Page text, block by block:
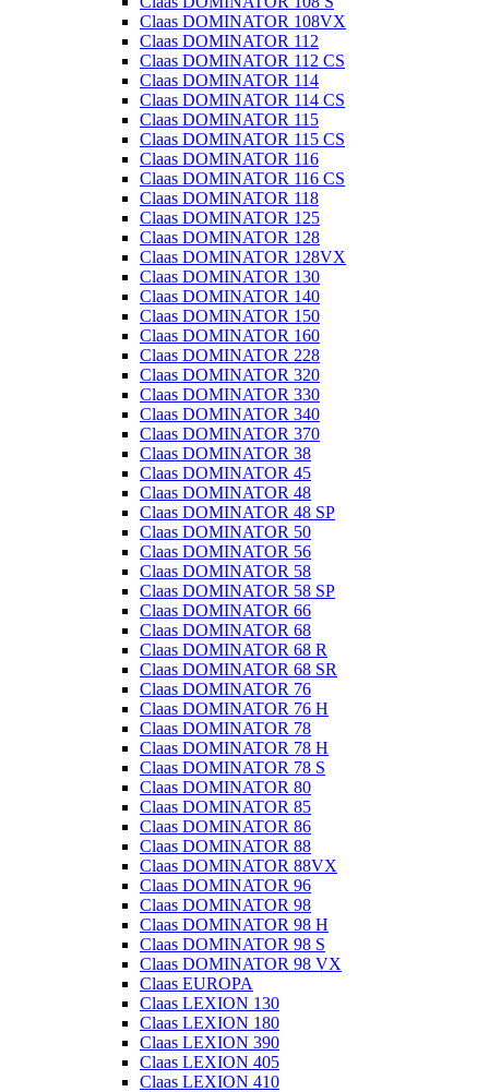
Claas DOMINATOR 108VX
Claas DOMINATOR 112
Claas DOMINATOR 112 CS
Claas DOMINATOR 114
Claas DOMINATOR 114 CS
Claas DOMINATOR 115
Claas DOMINATOR 115 CS
Claas DOMINATOR 116
Claas DOMINATOR 116 CS
Claas DOMINATOR 118
Claas DOMINATOR 125
Claas DOMINATOR 128
Claas DOMINATOR 128VX
Claas DOMINATOR 130
Claas DOMINATOR 140
Claas DOMINATOR 150
Claas DOMINATOR 160
Claas DOMINATOR 228
Claas DOMINATOR 320
Claas DOMINATOR 330
Claas DOMINATOR 340
Claas DOMINATOR 370
Claas DOMINATOR 38
Claas DOMINATOR 45
Claas DOMINATOR 48
Claas DOMINATOR 48 SP
Claas DOMINATOR 50
Claas DOMINATOR 56
Claas DOMINATOR 58
Claas DOMINATOR 58 SP
Claas DOMINATOR 66
Claas DOMINATOR 68
Claas DOMINATOR 68 R
Claas DOMINATOR 68 SR
Claas DOMINATOR 76
Claas DOMINATOR 76 H
Claas DOMINATOR 78
Claas DOMINATOR 78 H
Claas DOMINATOR 78 S
Claas DOMINATOR 80
Claas DOMINATOR 85
Claas DOMINATOR 86
Claas DOMINATOR 88
Claas DOMINATOR 88VX
Claas DOMINATOR 96
Claas DOMINATOR 98
Claas DOMINATOR 98 H
Claas DOMINATOR 98 S
Claas DOMINATOR 98 VX
Claas EUROPA
Claas LEXION 130
Claas LEXION 180
Claas LEXION 390
Claas LEXION 405
Claas LEXION 410